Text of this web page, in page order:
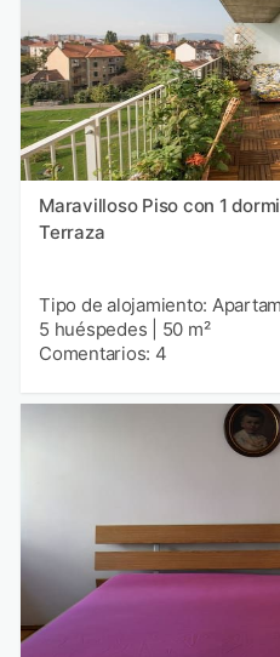
Maravilloso Piso con 1
Terraza
Tipo de alojamiento:
5 huéspedes
50 m²
Comentarios: 4